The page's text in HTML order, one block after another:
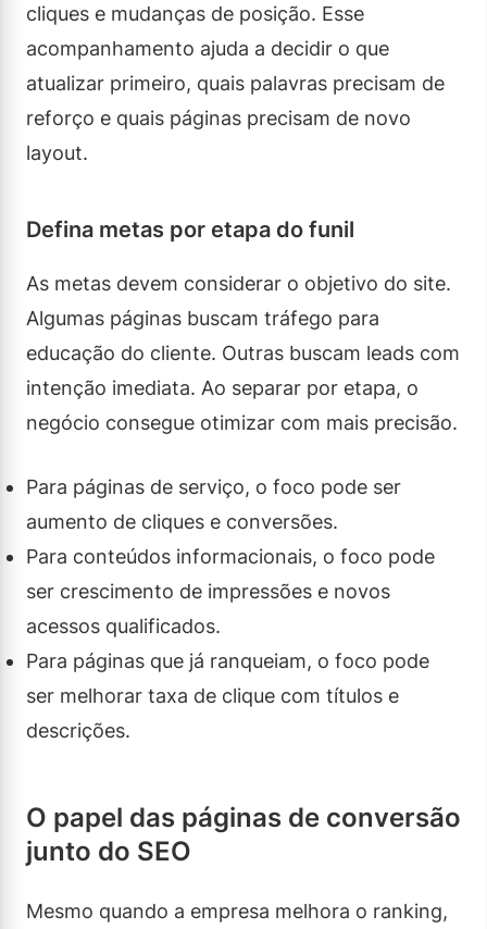
cliques e mudanças de posição. Esse
acompanhamento ajuda a decidir o que
atualizar primeiro, quais palavras precisam de
reforço e quais páginas precisam de novo
layout.
Defina metas por etapa do funil
As metas devem considerar o objetivo do site.
Algumas páginas buscam tráfego para
educação do cliente. Outras buscam leads com
intenção imediata. Ao separar por etapa, o
negócio consegue otimizar com mais precisão.
Para páginas de serviço, o foco pode ser
aumento de cliques e conversões.
Para conteúdos informacionais, o foco pode
ser crescimento de impressões e novos
acessos qualificados.
Para páginas que já ranqueiam, o foco pode
ser melhorar taxa de clique com títulos e
descrições.
O papel das páginas de conversão
junto do SEO
Mesmo quando a empresa melhora o ranking,